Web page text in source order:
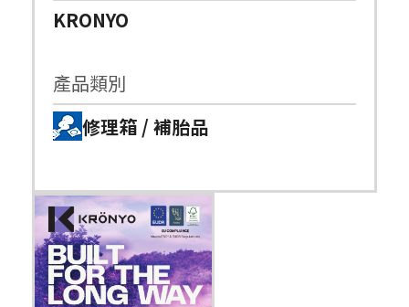
KRONYO
產品類別
修理箱 / 補胎品